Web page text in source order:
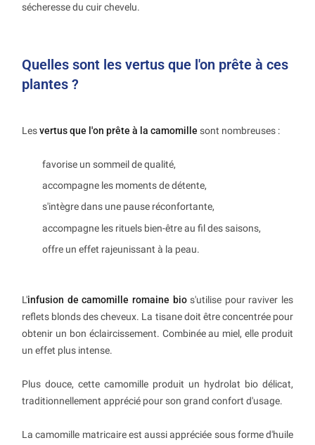
sécheresse du cuir chevelu.
Quelles sont les vertus que l'on prête à ces
plantes ?
Lesvertus que l'on prête à la camomille sont nombreuses :
favorise un sommeil de qualité,
accompagne les moments de détente,
s'intègre dans une pause réconfortante,
accompagne les rituels bien-être au fil des saisons,
offre un effet rajeunissant à la peau.
L'infusion de camomille romaine bios'utilise pour raviver les
reflets blonds des cheveux. La tisane doit être concentrée pour
obtenir un bon éclaircissement. Combinée au miel, elle produit
un effet plus intense.
Plus douce, cette camomille produit un hydrolat bio délicat,
traditionnellement apprécié pour son grand confort d'usage.
La camomille matricaire est aussi appréciée sous forme d'huile